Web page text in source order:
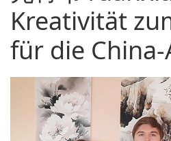
Kreativität
für die China-